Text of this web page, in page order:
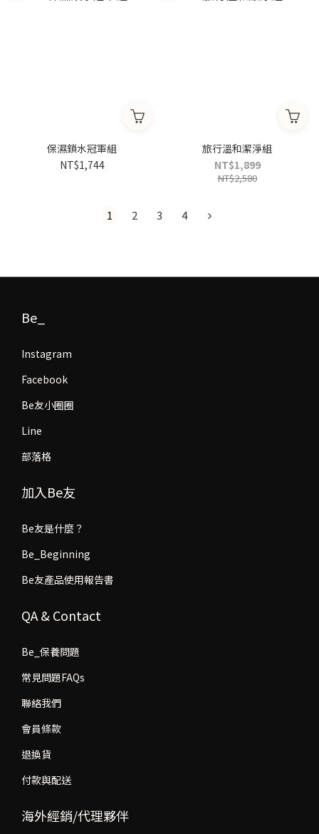
保濕鎖水冠軍組
NT$1,744
旅行溫和潔淨組
NT$1,899
NT$2,580
1 2 3 4
Be_
Instagram
Facebook
Be友小圈圈
Line
部落格
加入Be友
Be友是什麼？
Be_Beginning
Be友產品使用報告書
QA & Contact
Be_保養問題
常見問題FAQs
聯絡我們
會員條款
退換貨
付款與配送
海外經銷/代理夥伴